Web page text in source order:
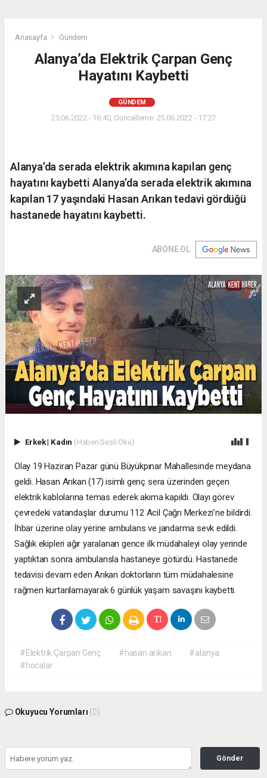
Anasayfa Gündem
Alanya’da Elektrik Çarpan Genç
Hayatını Kaybetti
GÜNDEM
25.06.2022 - 16:40, Güncelleme: 25.06.2022 - 17:27
Alanya’da serada elektrik akımına kapılan genç
hayatını kaybetti Alanya’da serada elektrik akımına
kapılan 17 yaşındaki Hasan Arıkan tedavi gördüğü
hastanede hayatını kaybetti.
ABONE OL
Erkek| Kadın (Haberi Sesli Oku)
Olay 19 Haziran Pazar günü Büyükpınar Mahallesinde meydana
geldi. Hasan Arıkan (17) isimli genç sera üzerinden geçen
elektrik kablolarına temas ederek akıma kapıldı. Olayı görev
çevredeki vatandaşlar durumu 112 Acil Çağrı Merkezi’ne bildirdi.
İhbar üzerine olay yerine ambulans ve jandarma sevk edildi.
Sağlık ekipleri ağır yaralanan gence ilk müdahaleyi olay yerinde
yaptıktan sonra ambulansla hastaneye götürdü. Hastanede
tedavisi devam eden Arıkan doktorların tüm müdahalesine
rağmen kurtarılamayarak 6 günlük yaşam savaşını kaybetti.
#Elektrik Çarpan Genç #hasan arıkan
#alanya
#hocalar
Okuyucu Yorumları (0)
Gönder